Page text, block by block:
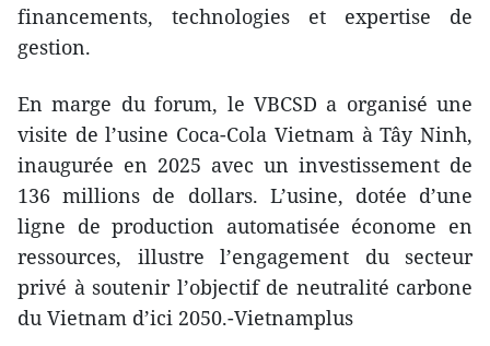
financements, technologies et expertise de
gestion.
En marge du forum, le VBCSD a organisé une
visite de l’usine Coca-Cola Vietnam à Tây Ninh,
inaugurée en 2025 avec un investissement de
136 millions de dollars. L’usine, dotée d’une
ligne de production automatisée économe en
ressources, illustre l’engagement du secteur
privé à soutenir l’objectif de neutralité carbone
du Vietnam d’ici 2050.-Vietnamplus